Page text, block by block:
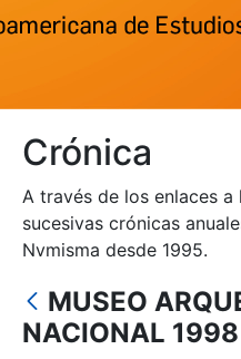
Mostra/Amaga
Crónica
A través de los enlaces
sucesivas crónicas
Nvmisma desde 1995.
MUSEO
NACIONAL 1998